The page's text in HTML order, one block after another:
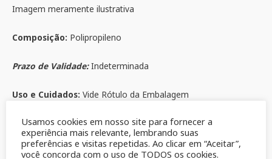
Imagem meramente ilustrativa
Composição: Polipropileno
Prazo de Validade:Indeterminada
Uso e Cuidados: Vide Rótulo da Embalagem
Produtos relacionados
Usamos cookies em nosso site para fornecer a
experiência mais relevante, lembrando suas
preferências e visitas repetidas. Ao clicar em “Aceitar”,
você concorda com o uso de TODOS os cookies.